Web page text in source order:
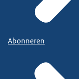
Abonneren